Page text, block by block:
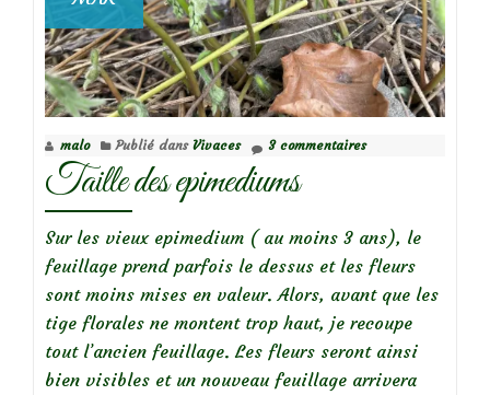
malo Publié dans Vivaces 3 commentaires
Taille des epimediums
Sur les vieux epimedium ( au moins 3 ans), le
feuillage prend parfois le dessus et les fleurs
sont moins mises en valeur. Alors, avant que les
tige florales ne montent trop haut, je recoupe
tout l’ancien feuillage. Les fleurs seront ainsi
bien visibles et un nouveau feuillage arrivera